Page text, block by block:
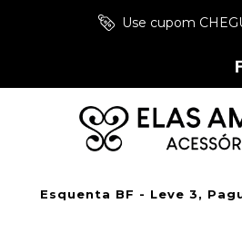
Use cupom
Esquenta BF - Leve 3,